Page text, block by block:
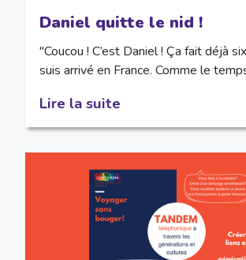
Daniel quitte le nid !
"Coucou ! C’est Daniel ! Ça fait déjà
suis arrivé en France. Comme le
Lire la suite